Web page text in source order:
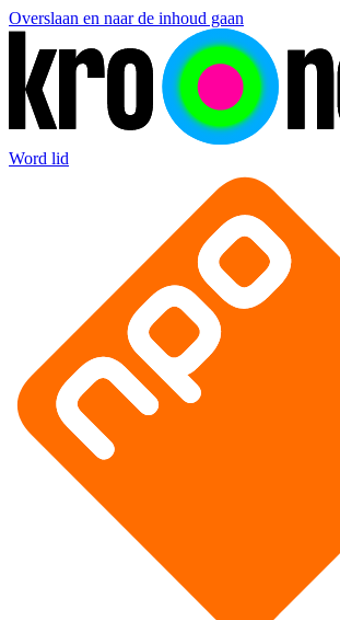
Overslaan en naar de inhoud gaan
Word lid